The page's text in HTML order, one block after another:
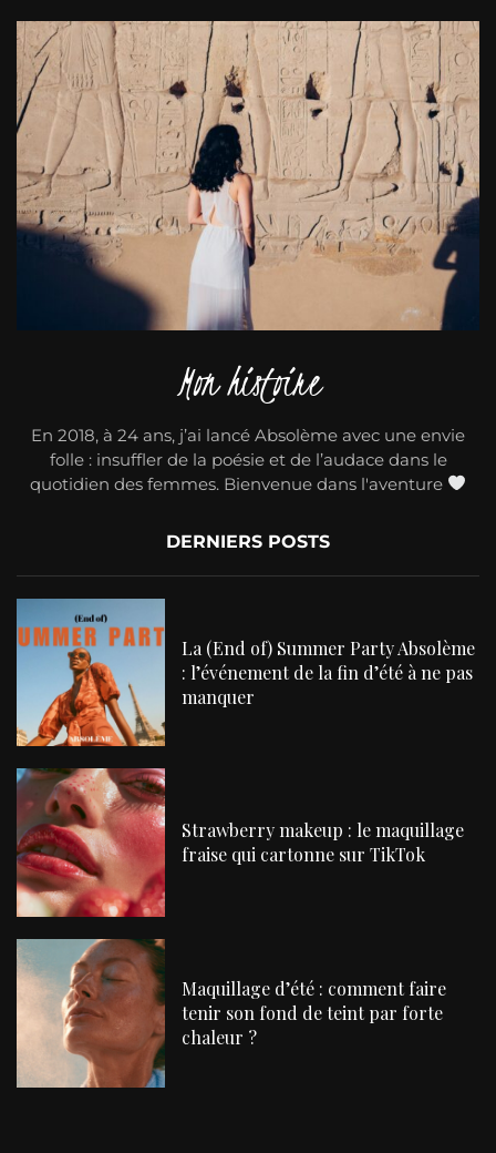
Mon histoire
En 2018, à 24 ans, j’ai lancé Absolème avec une envie
folle : insuffler de la poésie et de l’audace dans le
quotidien des femmes. Bienvenue dans l'aventure
DERNIERS POSTS
La (End of) Summer Party Absolème
: l’événement de la fin d’été à ne pas
manquer
Strawberry makeup : le maquillage
fraise qui cartonne sur TikTok
Maquillage d’été : comment faire
tenir son fond de teint par forte
chaleur ?